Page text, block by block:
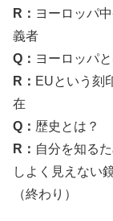
R： ヨーロッパ
義者
Q： ヨーロッパと
R： EUという刻
在
Q： 歴史とは？
R： 自分を知る
しよく見えない
（終わり）